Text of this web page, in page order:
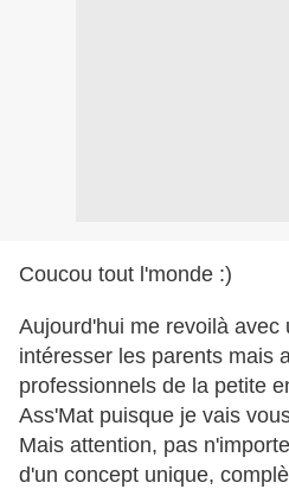
Coucou tout l'monde :)
Aujourd'hui me revoilà avec
intéresser les parents mais
professionnels de la petite
Ass'Mat puisque je vais
Mais attention, pas
d'un concept unique,